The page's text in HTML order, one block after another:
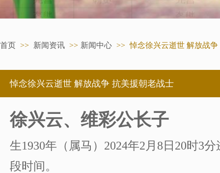
首页 >> 新闻资讯 >> 新闻中心 >> 悼念徐兴云逝世 解放战
悼念徐兴云逝世 解放战争 抗美援朝老战士
徐兴云、维彩公长子
生1930年（属马）2024年2月8日20时3
段时间。